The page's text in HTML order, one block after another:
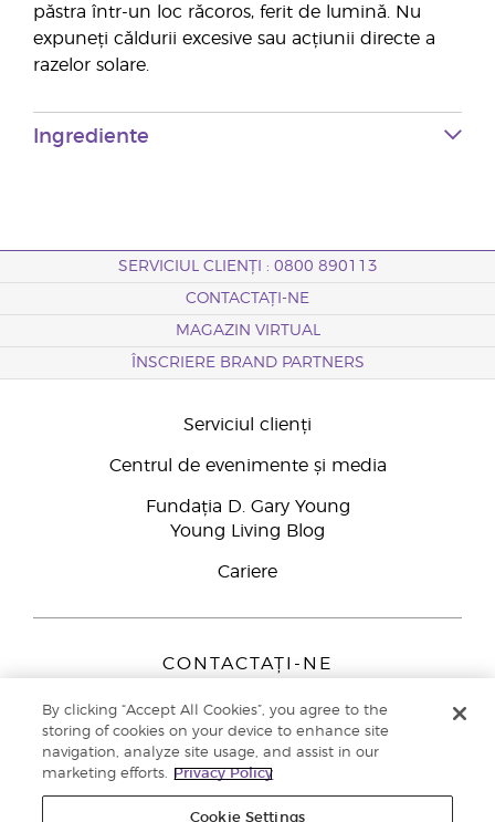
păstra într-un loc răcoros, ferit de lumină. Nu
expuneți căldurii excesive sau acțiunii directe a
razelor solare.
Ingrediente
SERVICIUL CLIENȚI : 0800 890113
CONTACTAȚI-NE
MAGAZIN VIRTUAL
ÎNSCRIERE BRAND PARTNERS
Serviciul clienți
Centrul de evenimente și media
Fundația D. Gary Young
Young Living Blog
Cariere
CONTACTAȚI-NE
Peizerweg 97
9727 AJ Groningen
Netherlands
Înscriere Brand Partners0800 890113
By clicking “Accept All Cookies”, you agree to the
storing of cookies on your device to enhance site
navigation, analyze site usage, and assist in our
marketing efforts.
Privacy Policy
Cookie Settings